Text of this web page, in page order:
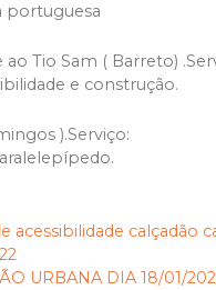
portuguesa
Tio Sam ( Barreto)
e construção.
).Serviço:
acessibilidade calçadão
URBANA DIA 18/01/